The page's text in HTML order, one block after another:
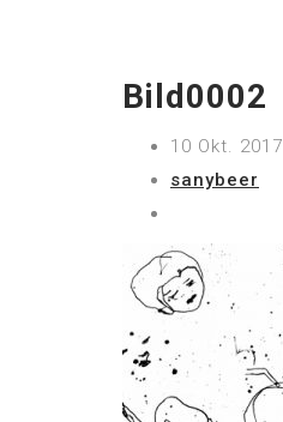
Bild0002
10 Okt. 2017
sanybeer